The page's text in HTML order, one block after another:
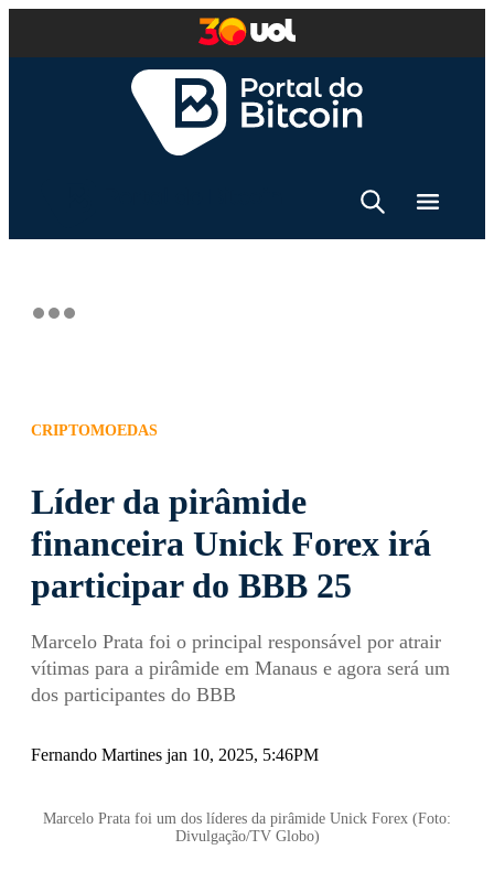
CRIPTOMOEDAS
Líder da pirâmide
financeira Unick Forex irá
participar do BBB 25
Marcelo Prata foi o principal responsável por atrair
vítimas para a pirâmide em Manaus e agora será um
dos participantes do BBB
Fernando Martines jan 10, 2025, 5:46PM
Marcelo Prata foi um dos líderes da pirâmide Unick Forex (Foto:
Divulgação/TV Globo)